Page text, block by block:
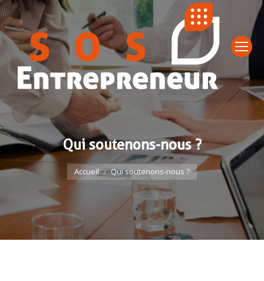
Qui soutenons-nous ?
Vous êtes ici :
Accueil Qui soutenons-nous ?